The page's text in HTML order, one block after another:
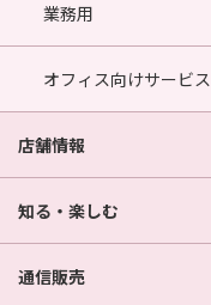
業務用
オフィス向けサービス
店舗情報
知る・楽しむ
通信販売